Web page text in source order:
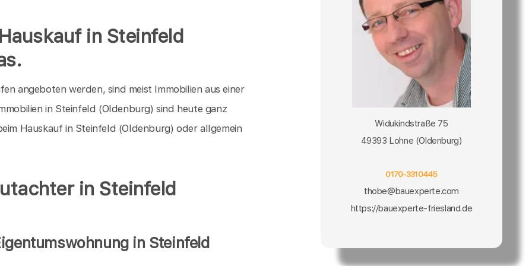
in Steinfeld
angeboten werden, sind meist Immobilien aus einer
in Steinfeld (Oldenburg) sind heute ganz
Hauskauf in Steinfeld (Oldenburg) oder allgemein
in Steinfeld
in Steinfeld
Widukindstraße 75
49393 Lohne (Oldenburg)
0170-3310445
thobe@bauexperte.com
https://bauexperte-friesland.de